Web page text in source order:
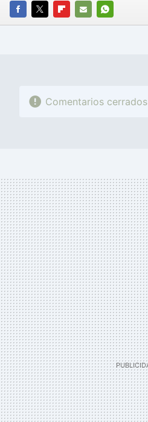
FACEBOOK
TWITTERFLIPBOARD
E-
WHATSAPP
Comentarios cerrados